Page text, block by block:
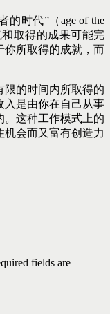
的时代”（age of the
和取得的成果可能完
你所取得的成就，而
限的时间内所取得的
入是由你在自己从事
。这种工作模式上的
会而又富有创造力
fields are